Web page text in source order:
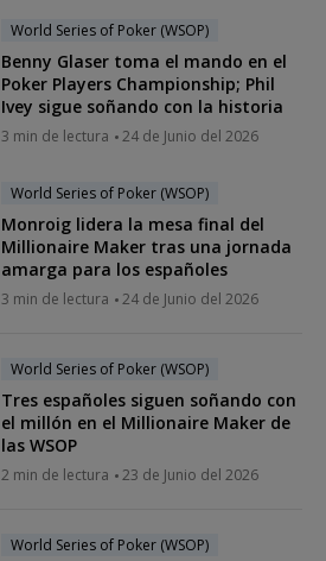
World Series of Poker (WSOP)
Benny Glaser toma el mando en el
Poker Players Championship; Phil
Ivey sigue soñando con la historia
3 min de lectura 24 de Junio del 2026
World Series of Poker (WSOP)
Monroig lidera la mesa final del
Millionaire Maker tras una jornada
amarga para los españoles
3 min de lectura 24 de Junio del 2026
World Series of Poker (WSOP)
Tres españoles siguen soñando con
el millón en el Millionaire Maker de
las WSOP
2 min de lectura 23 de Junio del 2026
World Series of Poker (WSOP)